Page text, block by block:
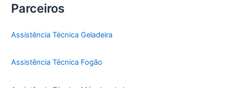
Parceiros
Assistência Técnica Geladeira
Assistência Técnica Fogão